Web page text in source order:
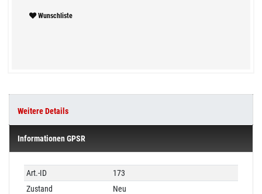
Wunschliste
Weitere Details
Informationen GPSR
Technisches
Merkmal
Wert
Art.-ID
173
Zustand
Neu